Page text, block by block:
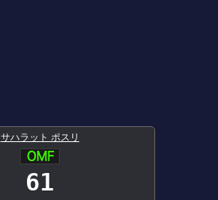
サハラット ポスリ
61